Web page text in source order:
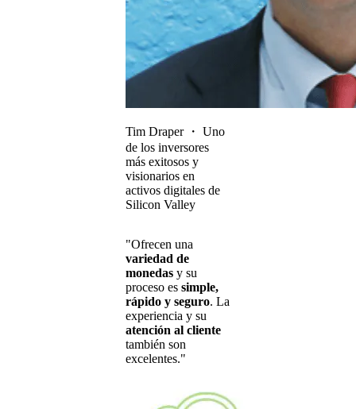
Tim Draper・ Uno
de los inversores
más exitosos y
visionarios en
activos digitales de
Silicon Valley
"Ofrecen una
variedad de
monedas y su
proceso es simple,
rápido y seguro. La
experiencia y su
atención al cliente
también son
excelentes."